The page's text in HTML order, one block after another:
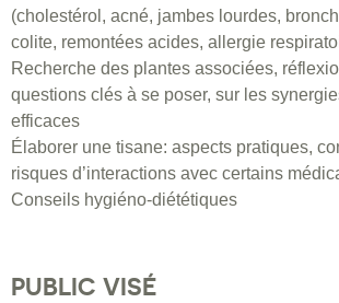
(cholestérol, acné, jambes lourdes,
colite, remontées acides, allergie
Recherche des plantes associées,
questions clés à se poser, sur les
efficaces
Élaborer une tisane: aspects pratiques,
risques d’interactions avec certains
Conseils hygiéno-diététiques
PUBLIC VISÉ